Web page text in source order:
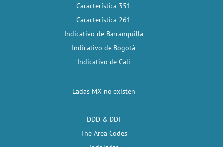
Característica 351
Característica 261
Indicativo de Barranquilla
Indicativo de Bogotá
Indicativo de Cali
Ladas MX no existen
DDD & DDI
The Area Codes